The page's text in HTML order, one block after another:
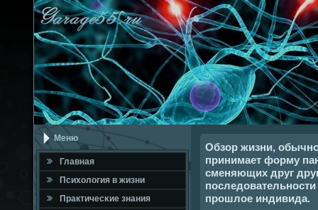
Меню
Главная
Психология в жизни
Практичесκие знания
Обзор жизни,
принимает форму
сменяющих друг
прошлое индивида.